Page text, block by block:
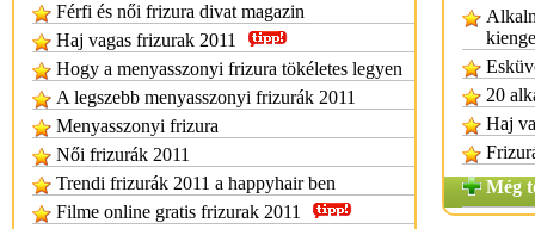
Férfi és női frizura divat magazin
Haj vagas frizurak 2011
Hogy a menyasszonyi frizura tökéletes legyen
A legszebb menyasszonyi frizurák 2011
Menyasszonyi frizura
Női frizurák 2011
Trendi frizurák 2011 a happyhair ben
Filme online gratis frizurak 2011
20
Haj
Még